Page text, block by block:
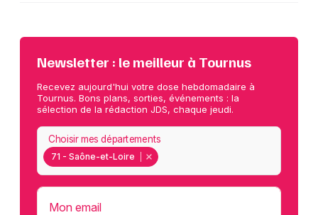
Newsletter : le meilleur à Tournus
Recevez aujourd'hui votre dose hebdomadaire à
Tournus. Bons plans, sorties, événements : la
sélection de la rédaction JDS, chaque jeudi.
71 - Saône-et-Loire
Choisir mes départements
Mon email